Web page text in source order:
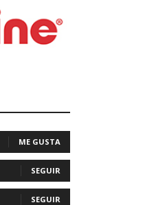
ME GUSTA
SEGUIR
SEGUIR